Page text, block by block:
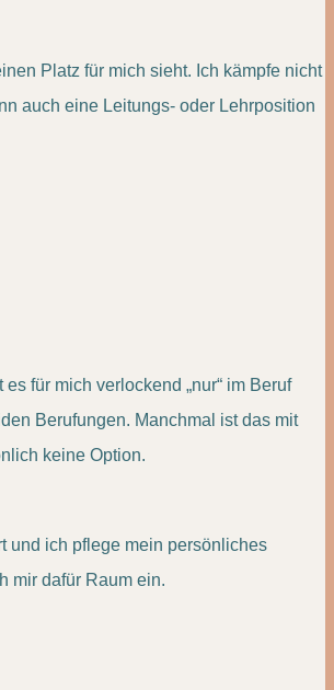
Platz für mich sieht. Ich kämpfe nicht
auch eine Leitungs- oder Lehrposition
für mich verlockend „nur“ im Beruf
Berufungen. Manchmal ist das mit
keine Option.
und ich pflege mein persönliches
mir dafür Raum ein.